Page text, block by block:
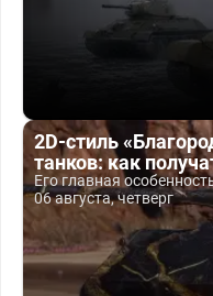
2D-стиль
танков: как
Его главная
06 августа, четверг